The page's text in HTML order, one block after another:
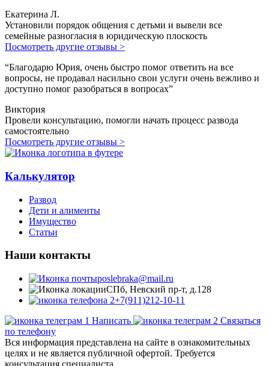
Екатерина Л.
Установили порядок общения с детьми и вывели все
семейные разногласия в юридическую плоскость
Посмотреть другие отзывы >
“Благодарю Юрия, очень быстро помог ответить на все
вопросы, не продавал насильно свои услуги очень вежливо и
доступно помог разобраться в вопросах”
Виктория
Провели консультацию, помогли начать процесс развода
самостоятельно
Посмотреть другие отзывы >
Калькулятор
Развод
Дети и алименты
Имущество
Статьи
Наши контакты
poslebraka@mail.ru
СПб, Невский пр-т, д.128
+7(911)212-10-11
Написать
Связаться
по телефону
Вся информация представлена на сайте в ознакомительных
целях и не является публичной офертой. Требуется
консультация специалиста.